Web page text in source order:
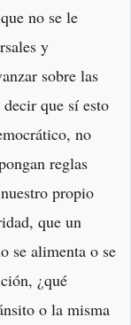
no se le
y
sobre las
que sí esto
no
reglas
propio
que un
se alimenta o se
¿qué
o la misma